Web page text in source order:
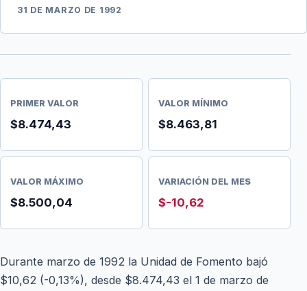
31 DE MARZO DE 1992
PRIMER VALOR
$8.474,43
VALOR MÍNIMO
$8.463,81
VALOR MÁXIMO
$8.500,04
VARIACIÓN DEL MES
$-10,62
Durante marzo de 1992 la Unidad de Fomento bajó
$10,62 (-0,13%), desde $8.474,43 el 1 de marzo de